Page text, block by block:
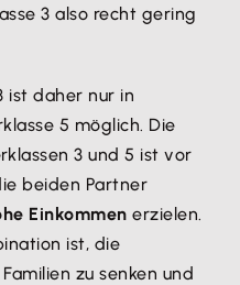
3 also recht gering
ist daher nur in
5 möglich. Die
3 und 5 ist vor
beiden Partner
Einkommen erzielen.
ist, die
zu senken und